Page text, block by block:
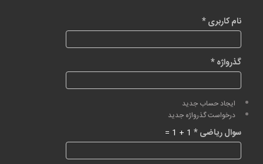
نام کاربری*
گذرواژه*
ایجاد حساب جدید
درخواست گذرواژه جدید
سوال ریاضی*